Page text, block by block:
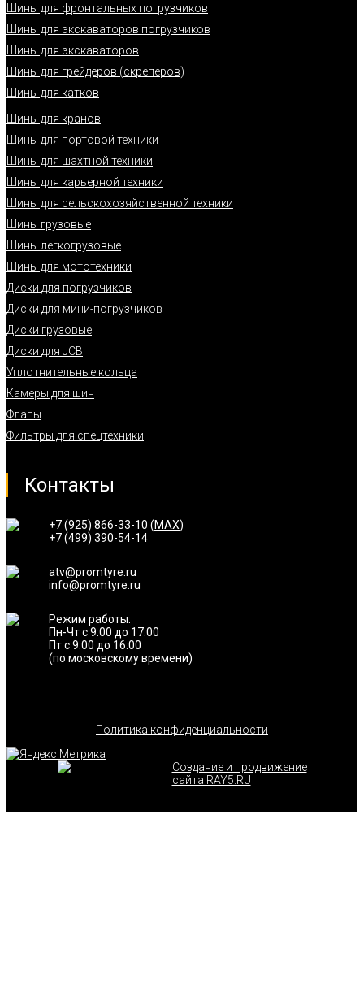
Шины для фронтальных погрузчиков
Шины для экскаваторов погрузчиков
Шины для экскаваторов
Шины для грейдеров (скреперов)
Шины для катков
Шины для кранов
Шины для портовой техники
Шины для шахтной техники
Шины для карьерной техники
Шины для сельскохозяйственной техники
Шины грузовые
Шины легкогрузовые
Шины для мототехники
Диски для погрузчиков
Диски для мини-погрузчиков
Диски грузовые
Диски для JCB
Уплотнительные кольца
Камеры для шин
Флапы
Фильтры для спецтехники
Контакты
+7 (925) 866-33-10 (MAX)
+7 (499) 390-54-14
atv@promtyre.ru
info@promtyre.ru
Режим работы:
Пн-Чт с 9:00 до 17:00
Пт с 9:00 до 16:00
(по московскому времени)
Политика конфиденциальности
Создание и продвижение
сайта RAY5.RU